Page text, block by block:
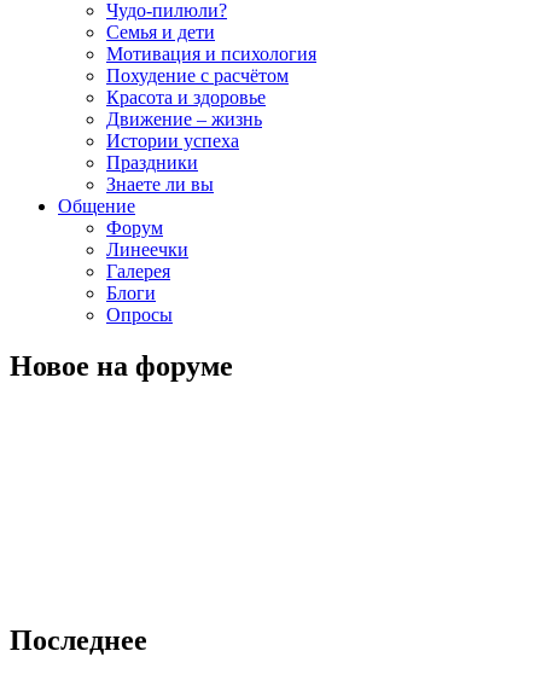
Чудо-пилюли?
Семья и дети
Мотивация и психология
Похудение с расчётом
Красота и здоровье
Движение – жизнь
Истории успеха
Праздники
Знаете ли вы
Общение
Форум
Линеечки
Галерея
Блоги
Опросы
Новое на форуме
Последнее